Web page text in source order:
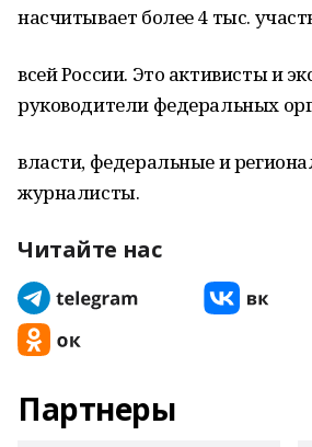
насчитывает более 4 тыс.
всей России. Это активисты и
руководители федеральных
власти, федеральные и
журналисты.
Читайте нас
Партнеры